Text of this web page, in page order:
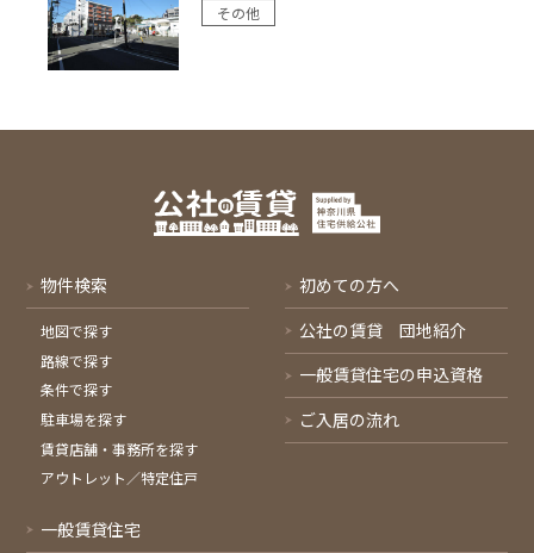
その他
物件検索
地図で探す
路線で探す
条件で探す
駐車場を探す
賃貸店舗・事務所を探す
アウトレット／特定住戸
初めての方へ
公社の賃貸 団地紹介
一般賃貸住宅の申込資格
ご入居の流れ
一般賃貸住宅